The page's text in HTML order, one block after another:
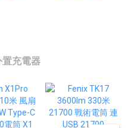
置充電器